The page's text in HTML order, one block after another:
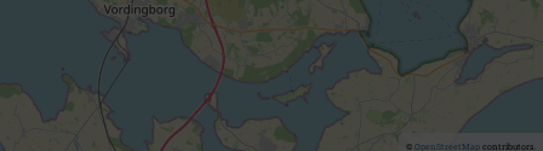
© OpenStreetMapcontributors.